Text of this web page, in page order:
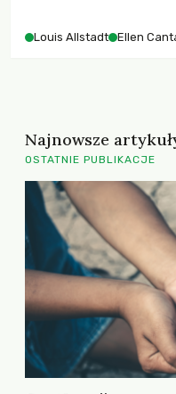
Louis Allstadt Ellen
Najnowsze
OSTATNIE PUBLIKACJE